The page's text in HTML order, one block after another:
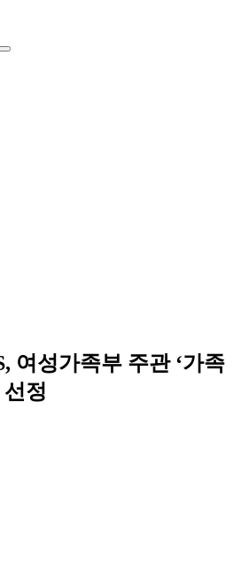
여성가족부 주관 ‘가족
정